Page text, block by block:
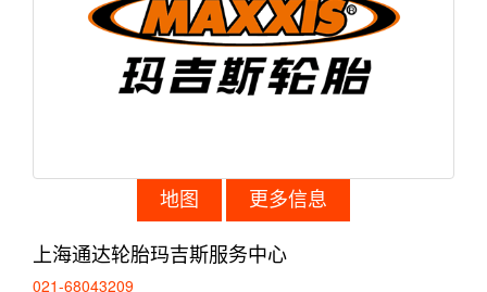
地图 更多信息
上海通达轮胎玛吉斯服务中心
021-68043209